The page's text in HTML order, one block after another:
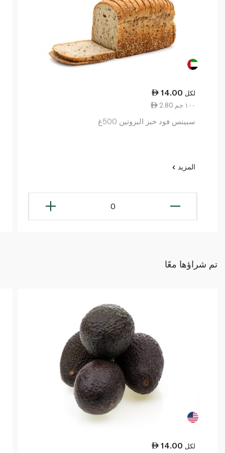
14.00 لكل
2.80 ١٠٠ جم
سبينس فود خبز البروتين 500غ
المزيد
0
تم شراؤها معًا
14.00 لكل